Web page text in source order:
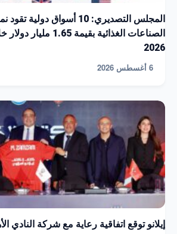
المجلس التصديري: 10 أسواق
الصناعات الغذائية
2026
6 أغسطس 2026
إيلانو توقع اتفاقية رعاية مع شركة النادي